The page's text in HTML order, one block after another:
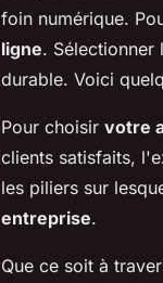
foin numérique.
ligne. Sélectionner
durable. Voici
Pour choisir votre
clients satisfaits,
les piliers sur
entreprise.
Que ce soit à